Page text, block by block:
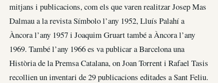
mitjans i publicacions, com els que varen realitzar Josep Mas
Dalmau a la revista Símbolo l’any 1952, Lluís Palahí a
Àncora l’any 1957 i Joaquim Gruart també a Àncora l’any
1969. També l’any 1966 es va publicar a Barcelona una
Història de la Premsa Catalana, on Joan Torrent i Rafael Tasis
recollien un inventari de 29 publicacions editades a Sant Feliu.